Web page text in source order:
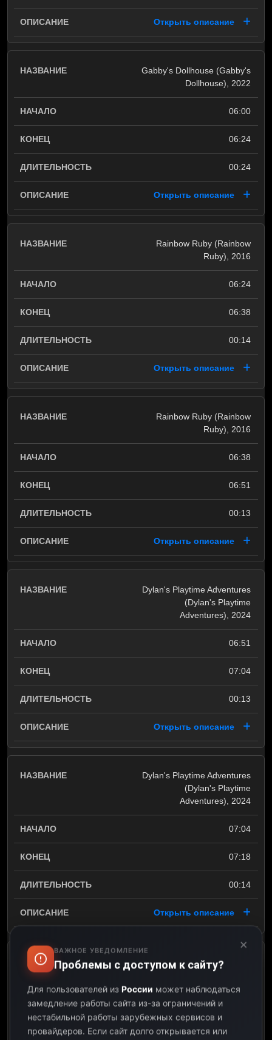
Открыть описание
Gabby's Dollhouse (Gabby's
Dollhouse), 2022
06:00
06:24
00:24
Открыть описание
Rainbow Ruby (Rainbow
Ruby), 2016
06:24
06:38
00:14
Открыть описание
Rainbow Ruby (Rainbow
Ruby), 2016
06:38
06:51
00:13
Открыть описание
Dylan's Playtime Adventures
(Dylan's Playtime
Adventures), 2024
06:51
07:04
00:13
Открыть описание
Dylan's Playtime Adventures
(Dylan's Playtime
Adventures), 2024
07:04
07:18
00:14
Открыть описание
Paprika (Paprika), 2017
07:18
×
ВАЖНОЕ УВЕДОМЛЕНИЕ
Проблемы с доступом к сайту?
Для пользователей из России может наблюдаться
замедление работы сайта из-за ограничений и
нестабильной работы зарубежных сервисов и
провайдеров. Если сайт долго открывается или